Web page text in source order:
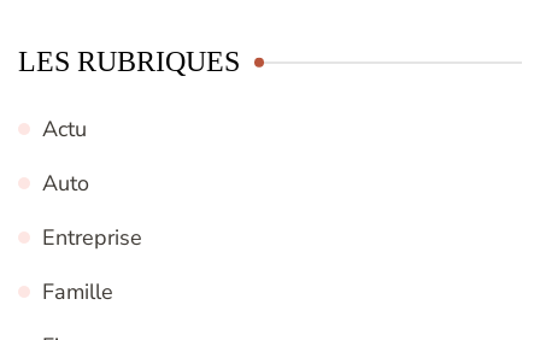
LES RUBRIQUES
Actu
Auto
Entreprise
Famille